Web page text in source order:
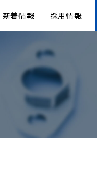
新着情報 採用情報